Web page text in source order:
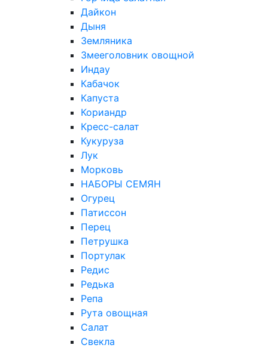
Дайкон
Дыня
Земляника
Змееголовник овощной
Индау
Кабачок
Капуста
Кориандр
Кресс-салат
Кукуруза
Лук
Морковь
НАБОРЫ СЕМЯН
Огурец
Патиссон
Перец
Петрушка
Портулак
Редис
Редька
Репа
Рута овощная
Салат
Свекла